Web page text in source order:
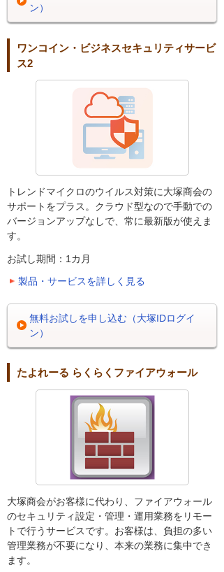
ン）
ワンコイン・ビジネスセキュリティサービ
ス2
トレンドマイクロのウイルス対策に大塚商会の
サポートをプラス。クラウド型なので手動での
バージョンアップなしで、常に最新版が使えま
す。
お試し期間：1カ月
製品・サービスを詳しく見る
無料お試しを申し込む（大塚IDログイ
ン）
たよれーる らくらくファイアウォール
大塚商会がお客様に代わり、ファイアウォール
のセキュリティ設定・管理・運用業務をリモー
トで行うサービスです。お客様は、負担の多い
管理業務が不要になり、本来の業務に集中でき
ます。